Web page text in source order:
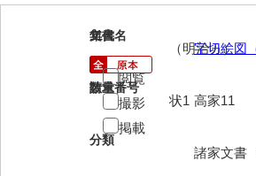
兼重家文書
兼田家文書
上村家文書
上矢田井手文書
嘉村家文書
11
文書名
字切絵図
請求番号
高家11
分類
諸家文書
年代
（明治ヵ）
数量
状1
閲覧
撮影
掲載